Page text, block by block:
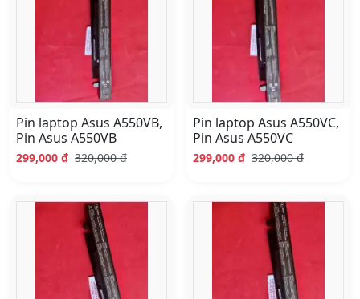
Pin laptop Asus A550VB,
Pin Asus A550VB
299,000 đ 320,000 đ
Pin laptop Asus A550VC,
Pin Asus A550VC
299,000 đ 320,000 đ